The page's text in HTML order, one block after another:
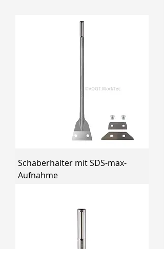
Schaberhalter mit SDS-max-
Aufnahme